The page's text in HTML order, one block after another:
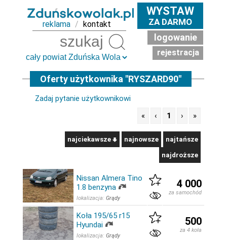
reklama / kontakt
WYSTAW
ZA DARMO
logowanie
rejestracja
Oferty użytkownika "RYSZARD90"
Zadaj pytanie użytkownikowi
«
‹ 1 › »
najciekawsze najnowsze najtańsze
najdroższe
Nissan Almera Tino
1.8 benzyna
lokalizacja: Grądy
4 000
za samochód
Koła 195/65 r15
Hyundai
lokalizacja: Grądy
500
za 4 koła